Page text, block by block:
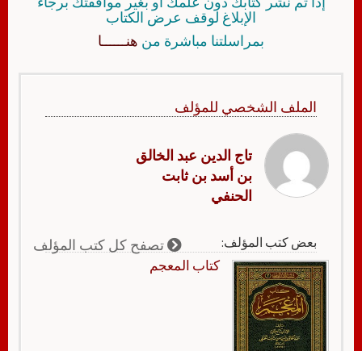
الإبلاغ لوقف عرض الكتاب
بمراسلتنا مباشرة من هنــــــا
الملف الشخصي للمؤلف
تاج الدين عبد الخالق
بن أسد بن ثابت
الحنفي
بعض كتب المؤلف: تصفح كل كتب المؤلف
كتاب المعجم